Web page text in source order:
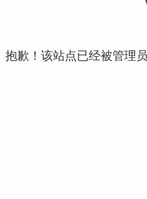
抱歉！该站点已经被管理